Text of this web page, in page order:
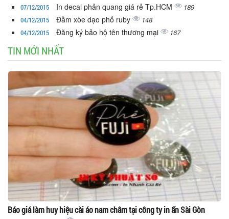
07/12/2015 In decal phản quang giá rẻ Tp.HCM 189
04/12/2015 Đầm xòe dạo phố ruby 148
04/12/2015 Đăng ký bảo hộ tên thương mại 167
TIN MỚI NHẤT
Báo giá làm huy hiệu cài áo nam châm tại công ty in ấn Sài Gòn